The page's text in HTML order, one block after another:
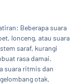
Beberapa suara
lonceng, atau suara
saraf, kurangi
rasa damai.
suara ritmis dan
otak,